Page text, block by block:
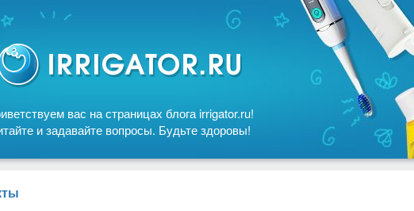
вас на страницах блога irrigator.ru!
и задавайте вопросы. Будьте здоровы!